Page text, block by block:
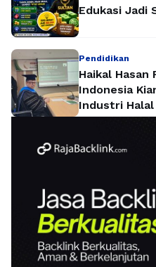
Edukasi Jadi
Pendidikan
Haikal Hasan
Indonesia
Industri Halal